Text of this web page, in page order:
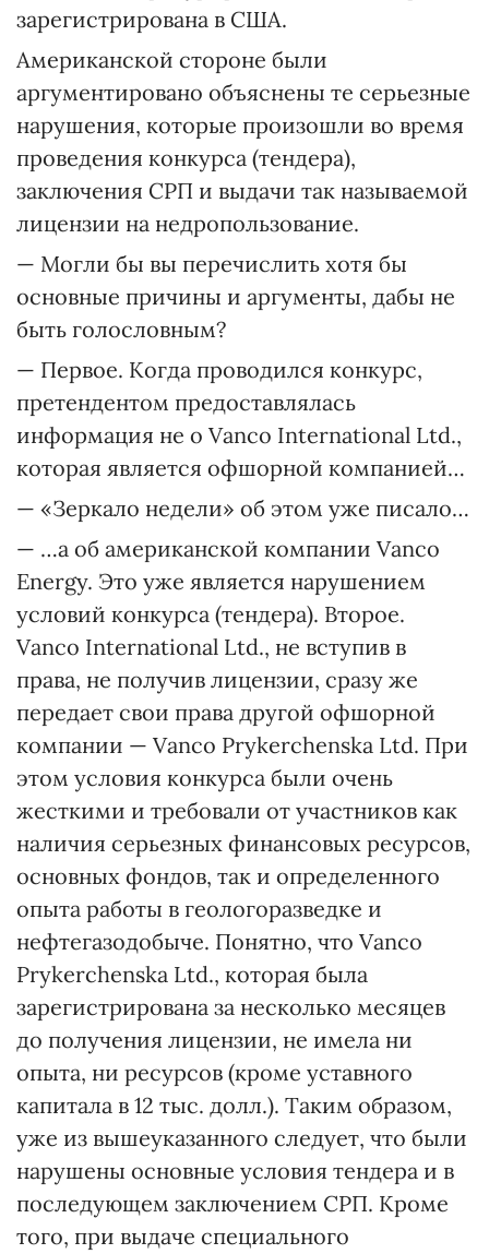
зарегистрирована в США.
Американской стороне были
аргументировано объяснены те серьезные
нарушения, которые произошли во время
проведения конкурса (тендера),
заключения СРП и выдачи так называемой
лицензии на недропользование.
— Могли бы вы перечислить хотя бы
основные причины и аргументы, дабы не
быть голословным?
— Первое. Когда проводился конкурс,
претендентом предоставлялась
информация не о Vanco International Ltd.,
которая является офшорной компанией…
— «Зеркало недели» об этом уже писало…
— …а об американской компании Vanco
Energy. Это уже является нарушением
условий конкурса (тендера). Второе.
Vanco International Ltd., не вступив в
права, не получив лицензии, сразу же
передает свои права другой офшорной
компании — Vancо Prykerchenska Ltd. При
этом условия конкурса были очень
жесткими и требовали от участников как
наличия серьезных финансовых ресурсов,
основных фондов, так и определенного
опыта работы в геологоразведке и
нефтегазодобыче. Понятно, что Vancо
Prykerchenska Ltd., которая была
зарегистрирована за несколько месяцев
до получения лицензии, не имела ни
опыта, ни ресурсов (кроме уставного
капитала в 12 тыс. долл.). Таким образом,
уже из вышеуказанного следует, что были
нарушены основные условия тендера и в
последующем заключением СРП. Кроме
того, при выдаче специального